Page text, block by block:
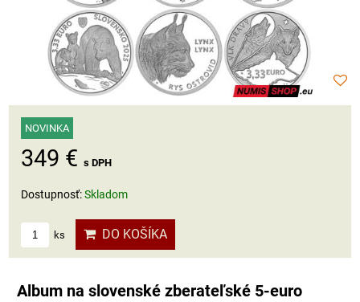
NOVINKA
349 € s DPH
Dostupnosť:Skladom
ks DO KOŠÍKA
Album na slovenské zberateľské 5-euro